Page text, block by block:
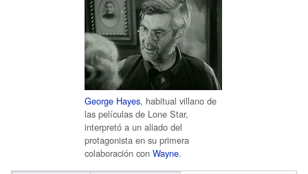
George Hayes, habitual villano de
las películas de Lone Star,
interpretó a un aliado del
protagonista en su primera
colaboración con Wayne.